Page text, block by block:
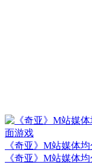
《奇亚》M站媒体
《奇亚》M站媒体